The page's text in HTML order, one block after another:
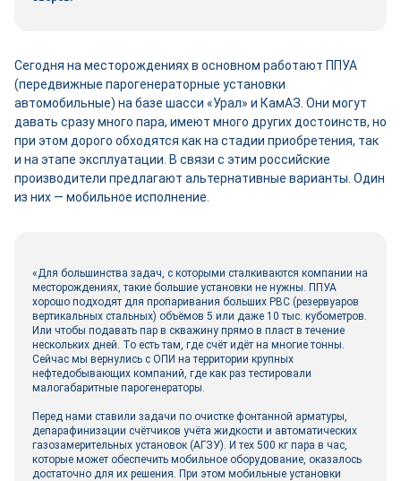
Сегодня на месторождениях в основном работают ППУА
(передвижные парогенераторные установки
автомобильные) на базе шасси «Урал» и КамАЗ. Они могут
давать сразу много пара, имеют много других достоинств, но
при этом дорого обходятся как на стадии приобретения, так
и на этапе эксплуатации. В связи с этим российские
производители предлагают альтернативные варианты. Один
из них ― мобильное исполнение.
«Для большинства задач, с которыми сталкиваются компании на
месторождениях, такие большие установки не нужны. ППУА
хорошо подходят для пропаривания больших РВС (резервуаров
вертикальных стальных) объёмов 5 или даже 10 тыс. кубометров.
Или чтобы подавать пар в скважину прямо в пласт в течение
нескольких дней. То есть там, где счёт идёт на многие тонны.
Сейчас мы вернулись с ОПИ на территории крупных
нефтедобывающих компаний, где как раз тестировали
малогабаритные парогенераторы.
Перед нами ставили задачи по очистке фонтанной арматуры,
депарафинизации счётчиков учёта жидкости и автоматических
газозамерительных установок (АГЗУ). И тех 500 кг пара в час,
которые может обеспечить мобильное оборудование, оказалось
достаточно для их решения. При этом мобильные установки